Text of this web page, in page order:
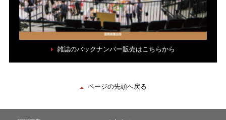
雑誌のバックナンバー販売はこちらから
ページの先頭へ戻る